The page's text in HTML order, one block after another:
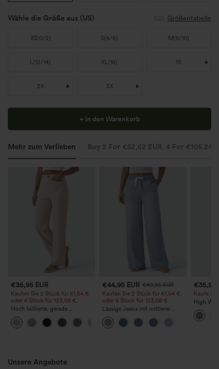
Wähle die Größe aus (US) Größentabelle
XS(0/2) S(4/6) M (8/10)
L(12/14) XL(16) 1X
2X 3X
+ In den Warenkorb
Mehr zum Verlieben Buy 2 For €52,62 EUR, 4 For €105,24
€35,95 EUR
Kaufen Sie 2 Stück für 61,54 €
oder 4 Stück für 123,08 €.
Hoch taillierte, gerade
geschnittene, legere Leinen-
Optik-Hose mit Taschen
€44,95 EUR €49,95 EUR
Kaufen Sie 2 Stück für 61,54 €
oder 4 Stück für 123,08 €.
Lässige Jeans mit mittlerer
Bundhöhe, Kordelzug und
Taschen
€35,95
Kaufe 2,
High
Straight
Unsere Angebote